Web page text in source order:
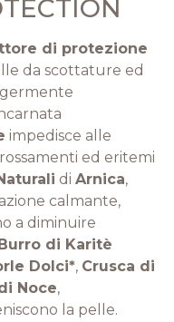
di protezione
da scottature ed
impedisce alle
ed eritemi
di Arnica,
calmante,
a diminuire
di Karitè
Dolci*, Crusca di
Noce,
la pelle.